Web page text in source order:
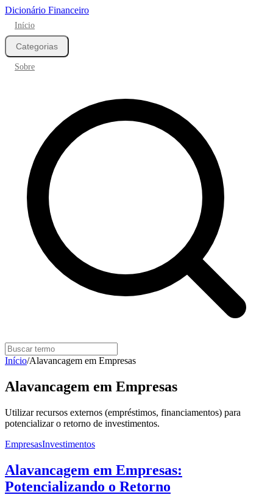
Dicionário Financeiro
Início
Categorias
Sobre
Início/Alavancagem em Empresas
Alavancagem em Empresas
Utilizar recursos externos (empréstimos, financiamentos) para
potencializar o retorno de investimentos.
EmpresasInvestimentos
Alavancagem em Empresas:
Potencializando o Retorno